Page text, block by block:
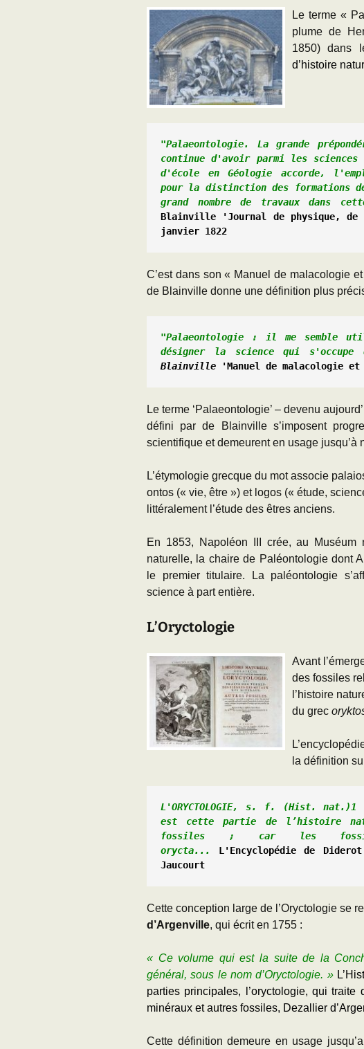
Le terme «
plume de
1850) dans
d’histoire
"Palaeontologie. La grande
continue d'avoir parmi les
d'école en Géologie accorde,
pour la distinction des formations
Blainville 'Journal de physique,
janvier 1822
C’est dans son « Manuel de malacologie
de Blainville donne une définition plus
"Palaeontologie : il me semble
Blainville 'Manuel de malacologie
Le terme ‘Palaeontologie’ – devenu
défini par de Blainville s’imposent
scientifique et demeurent en usage jusqu’à
L’étymologie grecque du mot associe
ontos (« vie, être ») et logos (« étude,
littéralement l’étude des êtres anciens.
En 1853, Napoléon III crée,au Muséum
naturelle, la chaire de Paléontologie dont
le premier titulaire. La paléontologie
science à part entière.
L’Oryctologie
Avant
des fossiles
l’histoire
du grec
la définition
L'ORYCTOLOGIE, s. f. (Hist. nat.) 1​
est cette partie de l’histoire
fossiles ; car les
orycta...
L'Encyclopédie de
Jaucourt
Cette conception large de l’Oryctologie se
d’Argenville, qui écrit en 1755 :
« Ce volume qui est la suite de la
général, sous le nom d’Oryctologie. »
parties principales, l’oryctologie, qui
minéraux et autres fossiles, Dezallier
Cette définition demeure en usage